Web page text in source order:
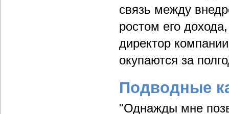
связь между
ростом его
директор
окупаются за
Подводные
"Однажды мне